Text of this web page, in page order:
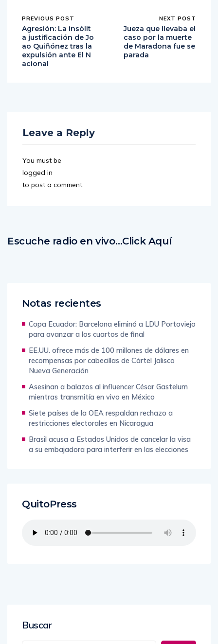
PREVIOUS POST
Agresión: La insólit
a justificación de Jo
ao Quiñónez tras la
expulsión ante El N
acional
NEXT POST
Jueza que llevaba el
caso por la muerte
de Maradona fue se
parada
Leave a Reply
You must be
logged in
to post a comment.
Escuche radio en vivo…Click Aquí
Notas recientes
Copa Ecuador: Barcelona eliminó a LDU Portoviejo
para avanzar a los cuartos de final
EE.UU. ofrece más de 100 millones de dólares en
recompensas por cabecillas de Cártel Jalisco
Nueva Generación
Asesinan a balazos al influencer César Gastelum
mientras transmitía en vivo en México
Siete países de la OEA respaldan rechazo a
restricciones electorales en Nicaragua
Brasil acusa a Estados Unidos de cancelar la visa
a su embajadora para interferir en las elecciones
QuitoPress
Buscar